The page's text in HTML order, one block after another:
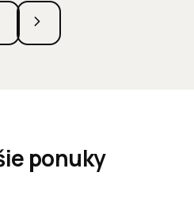
ponuky